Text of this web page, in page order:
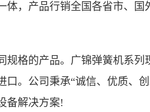
，产品行销全国各省市、
格的产品。广锦弹簧机系
。公司秉承“诚信、优质、
备解决方案!